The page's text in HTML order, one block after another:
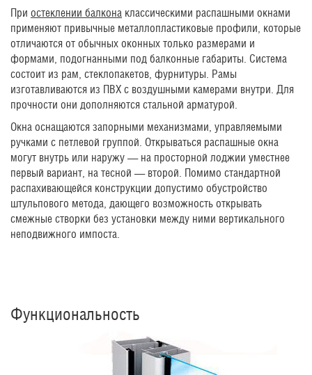
При остеклении балкона классическими распашными окнами
применяют привычные металлопластиковые профили, которые
отличаются от обычных оконных только размерами и
формами, подогнанными под балконные габариты. Система
состоит из рам, стеклопакетов, фурнитуры. Рамы
изготавливаются из ПВХ с воздушными камерами внутри. Для
прочности они дополняются стальной арматурой.
Окна оснащаются запорными механизмами, управляемыми
ручками с петлевой группой. Открываться распашные окна
могут внутрь или наружу — на просторной лоджии уместнее
первый вариант, на тесной — второй. Помимо стандартной
распахивающейся конструкции допустимо обустройство
штульпового метода, дающего возможность открывать
смежные створки без установки между ними вертикального
неподвижного импоста.
Функциональность